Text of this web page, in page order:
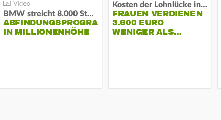
BMW streicht 8.000 Stellen:
ABFINDUNGSPROGRAMM
IN MILLIONENHÖHE
Kosten der Lohnlücke in der EU:
FRAUEN VERDIENEN
3.900 EURO
WENIGER ALS…